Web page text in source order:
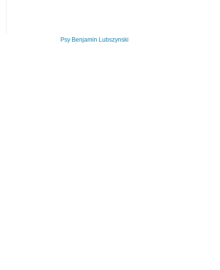
Psy Benjamin Lubszynski